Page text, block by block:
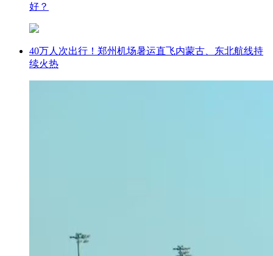
好？
40万人次出行！郑州机场暑运直飞内蒙古、东北航线持
续火热